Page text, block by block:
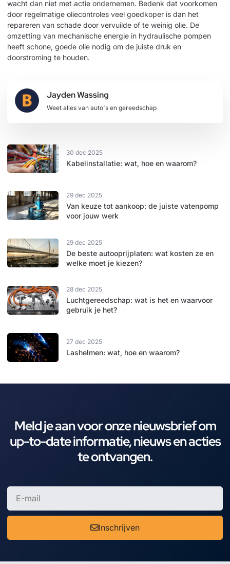
wacht dan niet met actie ondernemen. Bedenk dat voorkomen
door regelmatige oliecontroles veel goedkoper is dan het
repareren van schade door vervuilde of te weinig olie. De
omzetting van mechanische energie in hydraulische pompen
heeft schone, goede olie nodig om de juiste druk en
doorstroming te houden.
Jayden Wassing
Weet alles van auto's en gereedschap
30 dec 2025
Kabelinstallatie: wat, hoe en waarom?
29 dec 2025
Van keuze tot aankoop: de juiste vatenpomp
voor jouw werk
29 dec 2025
De beste autooprijplaten: wat kosten ze en
welke moet je kiezen?
28 dec 2025
Luchtgereedschap: wat is het en waarvoor
gebruik je het?
27 dec 2025
Lashelmen: wat, hoe en waarom?
Meld je aan voor onze nieuwsbrief om
up-to-date informatie, nieuws en acties
te ontvangen.
Inschrijven